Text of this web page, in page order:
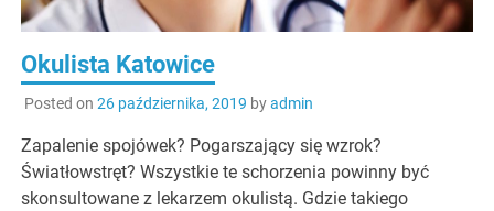
Okulista Katowice
Posted on 26 października, 2019 byadmin
Zapalenie spojówek? Pogarszający się wzrok?
Światłowstręt? Wszystkie te schorzenia powinny być
skonsultowane z lekarzem okulistą. Gdzie takiego